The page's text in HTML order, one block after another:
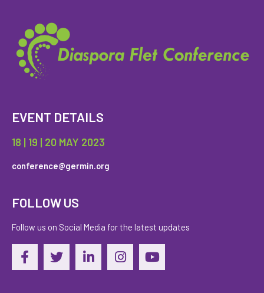
EVENT DETAILS
18 | 19 | 20 MAY 2023
conference@germin.org
FOLLOW US
Follow us on Social Media for the latest updates